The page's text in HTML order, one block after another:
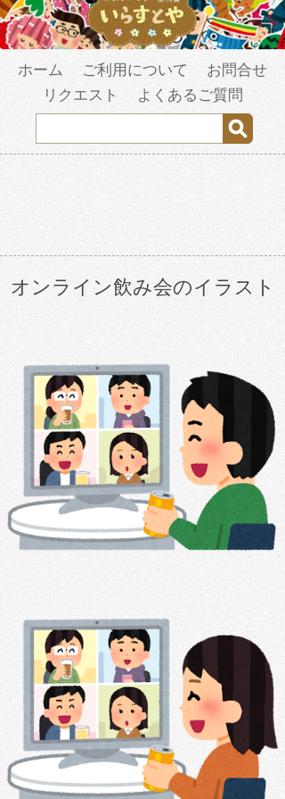
ホーム ご利用について
お問合せ
リクエスト
よくあるご質問
オンライン飲み会のイラスト